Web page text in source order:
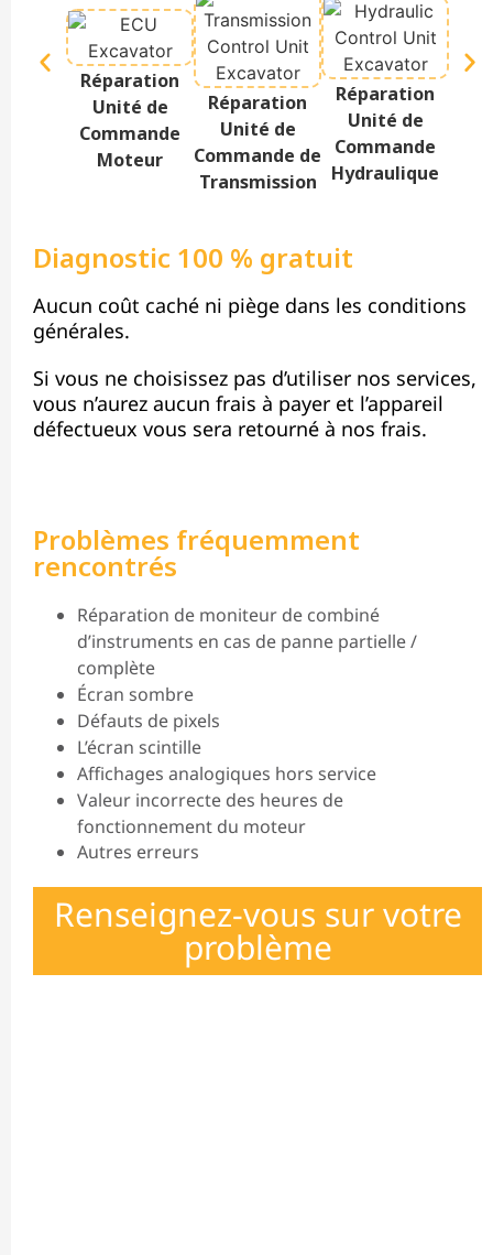
Réparation
Unité de
Commande
Moteur
Réparation
Unité de
Commande de
Transmission
Réparation
Unité de
Commande
Hydraulique
Diagnostic 100 % gratuit
Aucun coût caché ni piège dans les conditions
générales.
Si vous ne choisissez pas d’utiliser nos services,
vous n’aurez aucun frais à payer et l’appareil
défectueux vous sera retourné à nos frais.
Problèmes fréquemment
rencontrés
Réparation de moniteur de combiné
d’instruments en cas de panne partielle /
complète
Écran sombre
Défauts de pixels
L’écran scintille
Affichages analogiques hors service
Valeur incorrecte des heures de
fonctionnement du moteur
Autres erreurs
Renseignez-vous sur votre
problème